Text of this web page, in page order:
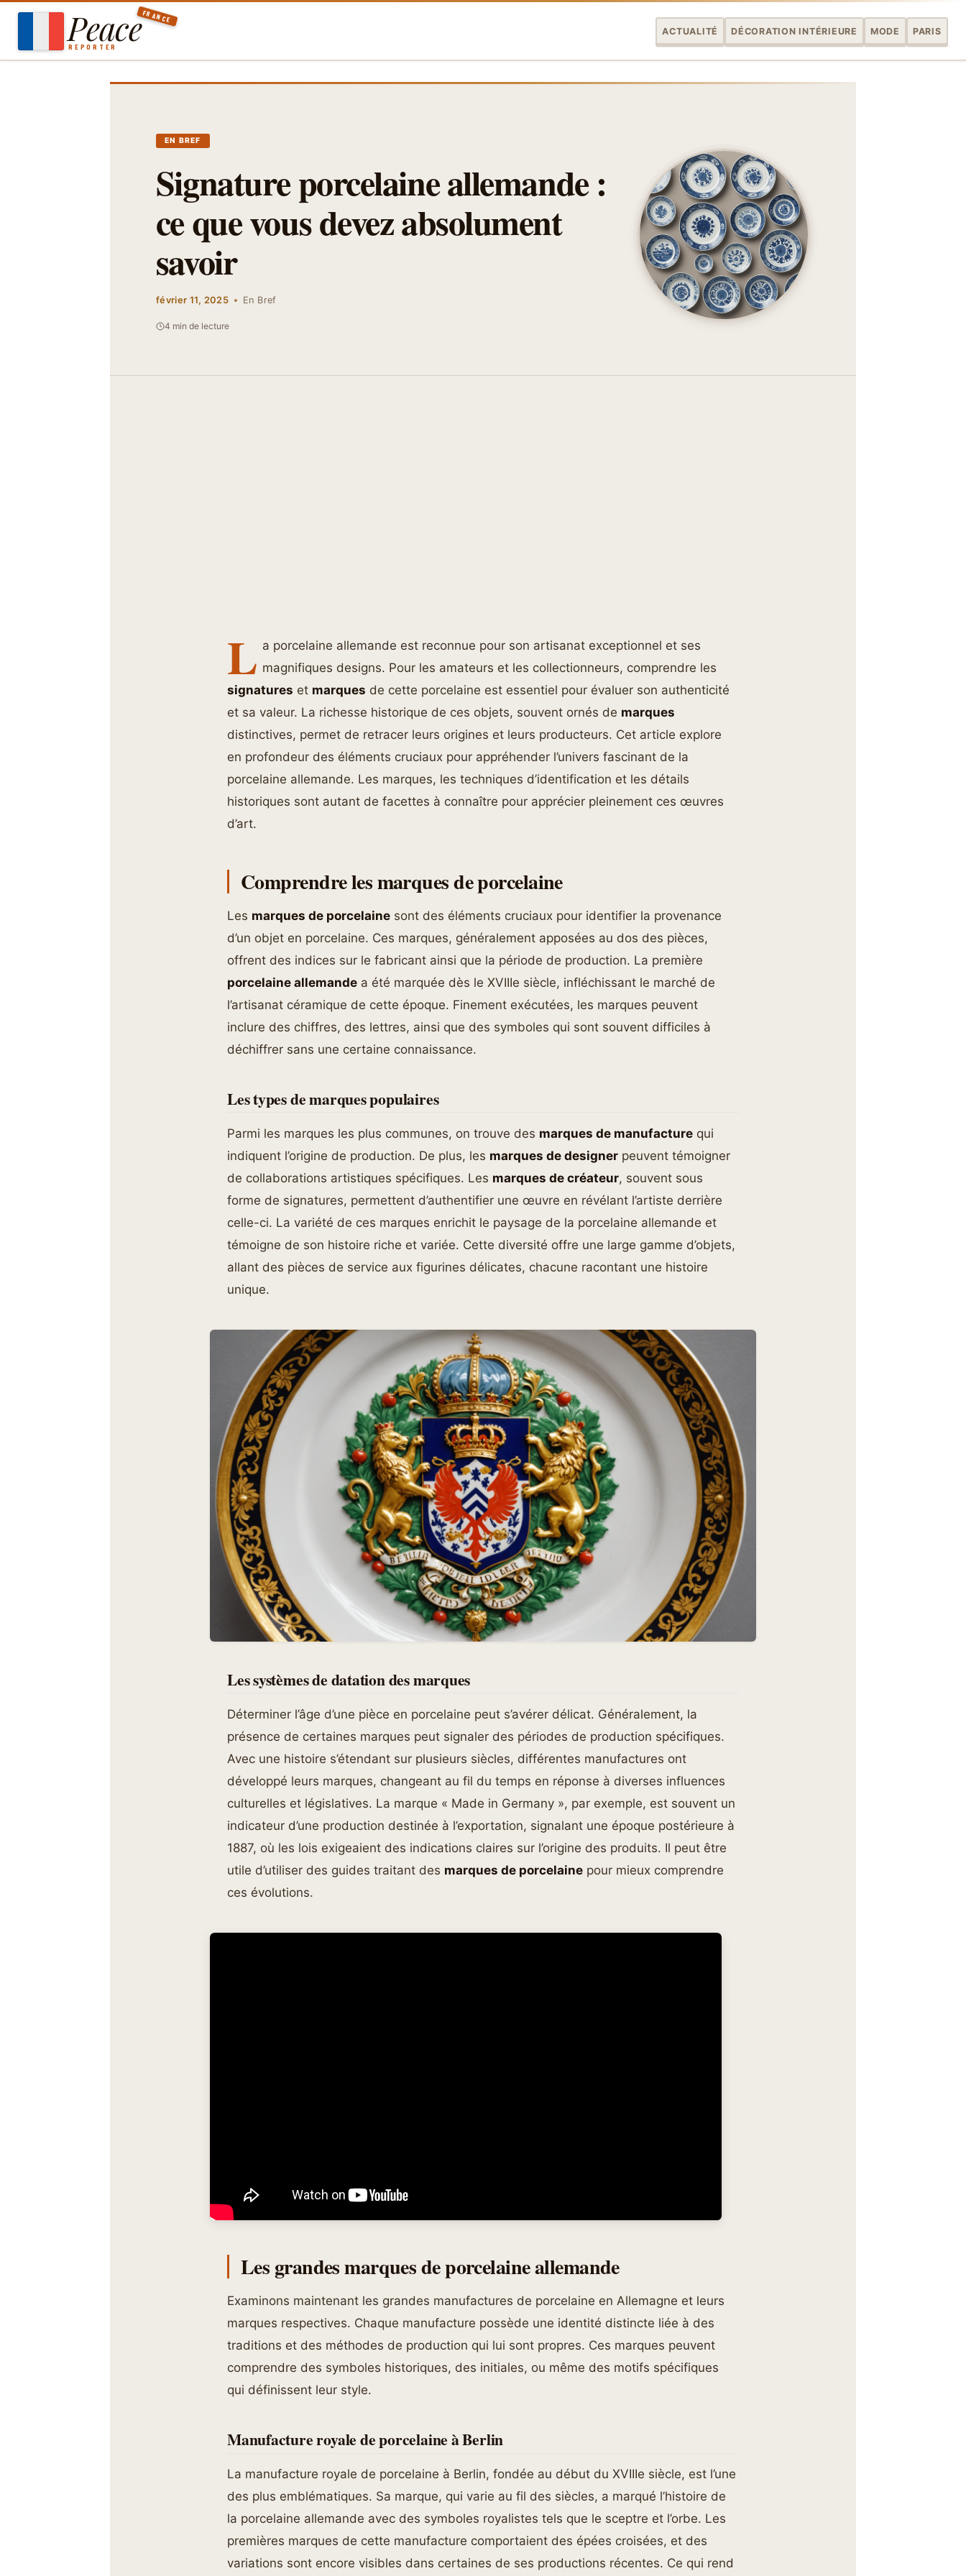
Aller
contenu
Peace
REPORTER
FRANCE
ACTUALITÉ DÉCORATION INTÉRIEURE MODE PARIS
EN BREF
Signature porcelaine allemande :
ce que vous devez absolument
savoir
février 11, 2025 En Bref
4 min de lecture
L a porcelaine allemande est reconnue pour son artisanat exceptionnel et ses
magnifiques designs. Pour les amateurs et les collectionneurs, comprendre les
signatures et marques de cette porcelaine est essentiel pour évaluer son authenticité
et sa valeur. La richesse historique de ces objets, souvent ornés de marques
distinctives, permet de retracer leurs origines et leurs producteurs. Cet article explore
en profondeur des éléments cruciaux pour appréhender l’univers fascinant de la
porcelaine allemande. Les marques, les techniques d’identification et les détails
historiques sont autant de facettes à connaître pour apprécier pleinement ces œuvres
d’art.
Comprendre les marques de porcelaine
Les marques de porcelaine sont des éléments cruciaux pour identifier la provenance
d’un objet en porcelaine. Ces marques, généralement apposées au dos des pièces,
offrent des indices sur le fabricant ainsi que la période de production. La première
porcelaine allemande a été marquée dès le XVIIIe siècle, infléchissant le marché de
l’artisanat céramique de cette époque. Finement exécutées, les marques peuvent
inclure des chiffres, des lettres, ainsi que des symboles qui sont souvent difficiles à
déchiffrer sans une certaine connaissance.
Les types de marques populaires
Parmi les marques les plus communes, on trouve des marques de manufacture qui
indiquent l’origine de production. De plus, les marques de designer peuvent témoigner
de collaborations artistiques spécifiques. Les marques de créateur, souvent sous
forme de signatures, permettent d’authentifier une œuvre en révélant l’artiste derrière
celle-ci. La variété de ces marques enrichit le paysage de la porcelaine allemande et
témoigne de son histoire riche et variée. Cette diversité offre une large gamme d’objets,
allant des pièces de service aux figurines délicates, chacune racontant une histoire
unique.
Les systèmes de datation des marques
Déterminer l’âge d’une pièce en porcelaine peut s’avérer délicat. Généralement, la
présence de certaines marques peut signaler des périodes de production spécifiques.
Avec une histoire s’étendant sur plusieurs siècles, différentes manufactures ont
développé leurs marques, changeant au fil du temps en réponse à diverses influences
culturelles et législatives. La marque « Made in Germany », par exemple, est souvent un
indicateur d’une production destinée à l’exportation, signalant une époque postérieure à
1887, où les lois exigeaient des indications claires sur l’origine des produits. Il peut être
utile d’utiliser des guides traitant des marques de porcelaine pour mieux comprendre
ces évolutions.
Les grandes marques de porcelaine allemande
Examinons maintenant les grandes manufactures de porcelaine en Allemagne et leurs
marques respectives. Chaque manufacture possède une identité distincte liée à des
traditions et des méthodes de production qui lui sont propres. Ces marques peuvent
comprendre des symboles historiques, des initiales, ou même des motifs spécifiques
qui définissent leur style.
Manufacture royale de porcelaine à Berlin
La manufacture royale de porcelaine à Berlin, fondée au début du XVIIIe siècle, est l’une
des plus emblématiques. Sa marque, qui varie au fil des siècles, a marqué l’histoire de
la porcelaine allemande avec des symboles royalistes tels que le sceptre et l’orbe. Les
premières marques de cette manufacture comportaient des épées croisées, et des
variations sont encore visibles dans certaines de ses productions récentes. Ce qui rend